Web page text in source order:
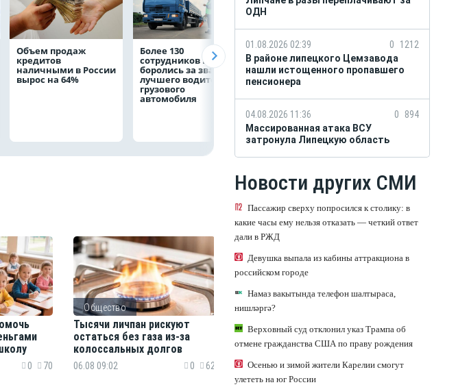
Объем продаж
кредитов
наличными в России
вырос на 64%
Более 130
сотрудников НЛМК
боролись за звание
лучшего водителя
грузового
автомобиля
Рефинансирование
кредитов в первом
полугодии 2026 года
5 тысяч гостей, 9
трудовых
и гигантский
фестиваля
лучше»
0 70
Общество
Тысячи личпан рискуют
остаться без газа из-за
колоссальных долгов
06.08 09:02 0 62
ОДН
01.08.2026 02:39 0
1212
В районе липецкого Цемзавода
нашли истощенного пропавшего
пенсионера
04.08.2026 11:36 0
894
Массированная атака ВСУ
затронула Липецкую область
Новости других СМИ
Пассажир сверху попросился к столику: в
какие часы ему нельзя отказать — четкий ответ
дали в РЖД
Девушка выпала из кабины аттракциона в
российском городе
Намаз вакытында телефон шалтыраса,
нишләргә?
Верховный суд отклонил указ Трампа об
отмене гражданства США по праву рождения
Осенью и зимой жители Карелии смогут
улететь на юг России